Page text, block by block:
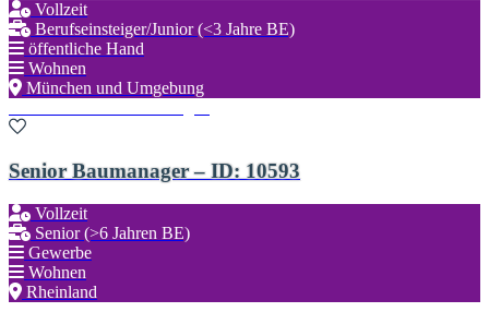
Vollzeit
Berufseinsteiger/Junior (<3 Jahre BE)
öffentliche Hand
Wohnen
München und Umgebung
Senior Baumanager – ID: 10593
Vollzeit
Senior (>6 Jahren BE)
Gewerbe
Wohnen
Rheinland